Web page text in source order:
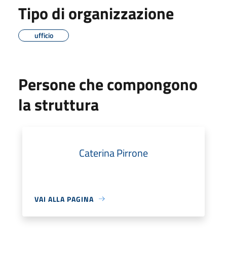
Tipo di organizzazione
ufficio
Persone che compongono
la struttura
Caterina Pirrone
VAI ALLA PAGINA